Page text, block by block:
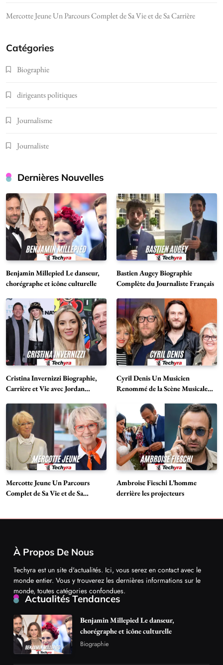
Mercotte Jeune Un Parcours Complet de Sa Vie et de Sa Carrière
Catégories
Biographie
dirigeants politiques
Journalisme
Journaliste
Dernières Nouvelles
Benjamin Millepied Le danseur,
chorégraphe et icône culturelle
Bastien Augey Biographie
Complète du Journaliste Français
Cristina Invernizzi Biographie,
Carrière et Vie avec Jordan
Cyril Denis Un Musicien
Renommé de la Scène Musicale
Mercotte Jeune Un Parcours
Complet de Sa Vie et de Sa
Ambroise Fieschi L’homme
derrière les projecteurs
À Propos De Nous
Techyra est un site d'actualités. Ici, vous serez en contact avec le
monde entier. Vous y trouverez les dernières informations sur le
monde, toutes catégories confondues.
Actualités Tendances
Benjamin Millepied Le danseur,
chorégraphe et icône culturelle
Biographie